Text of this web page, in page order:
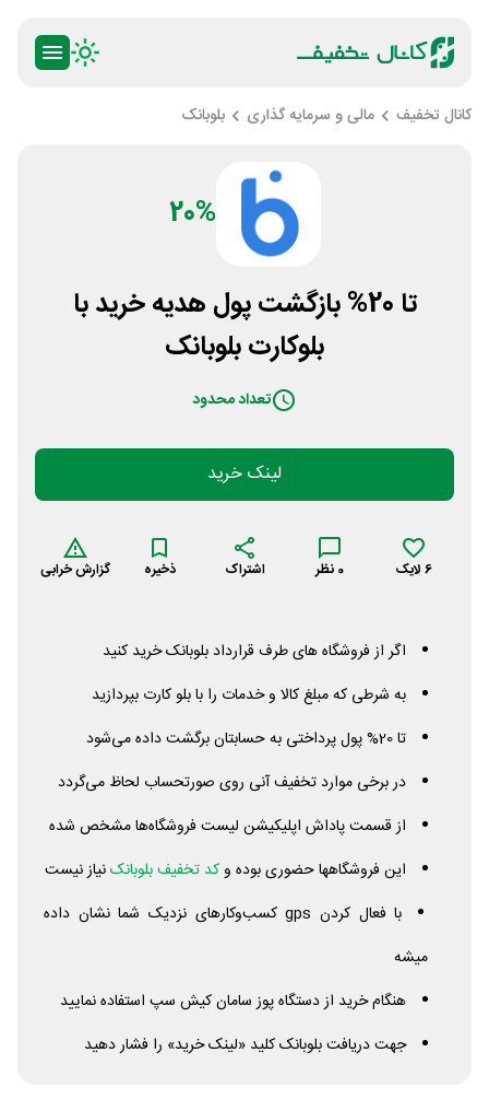
کانال تخفیف مالی و سرمایه گذاری بلوبانک
20%
تا 20% بازگشت پول هدیه خرید با
بلوکارت بلوبانک
تعداد محدود
لینک خرید
6 لایک 0 نظر اشتراک ذخیره گزارش خرابی
اگر از فروشگاه های طرف قرارداد بلوبانک خرید کنید
به شرطی که مبلغ کالا و خدمات را با بلو کارت بپردازید
تا 20% پول پرداختی به حسابتان برگشت داده می‌شود
در برخی موارد تخفیف آنی روی صورتحساب لحاظ می‌گردد
از قسمت پاداش اپلیکیشن لیست فروشگاه‌ها مشخص شده
این فروشگاهها حضوری بوده وکد تخفیف بلوبانکنیاز نیست
با فعال کردن gpsکسب‌وکارهای نزدیک شما نشان داده
میشه
هنگام خرید از دستگاه پوز سامان کیش سپ استفاده نمایید
جهت دریافت بلوبانک کلید «لینک خرید» را فشار دهید